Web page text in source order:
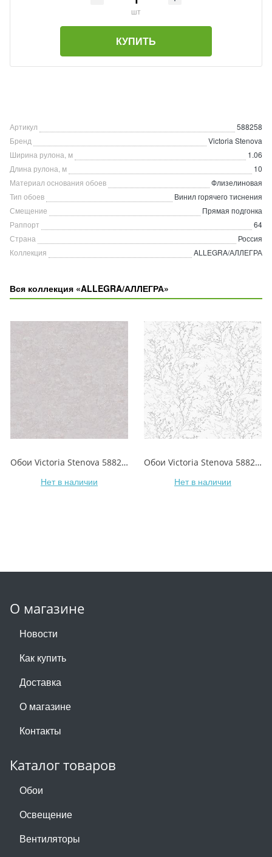
шт
КУПИТЬ
Артикул
588258
Бренд
Victoria Stenova
Ширина рулона, м
1.06
Длина рулона, м
10
Материал основания обоев
Флизелиновая
Тип обоев
Винил горячего тиснения
Смещение
Прямая подгонка
Раппорт
64
Страна
Россия
Коллекция
ALLEGRA/АЛЛЕГРА
Вся коллекция «ALLEGRA/АЛЛЕГРА»
Обои Victoria Stenova 588258 ALLEGRA/АЛЛЕГРА
Нет в наличии
Обои Victoria Stenova 588251 ALLEGRA/АЛЛЕГРА
Нет в наличии
О магазине
Новости
Как купить
Доставка
О магазине
Контакты
Каталог товаров
Обои
Освещение
Вентиляторы